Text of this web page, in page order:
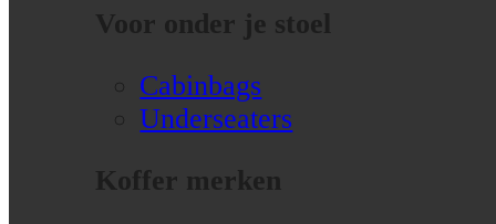
Voor onder je stoel
Cabinbags
Underseaters
Koffer merken